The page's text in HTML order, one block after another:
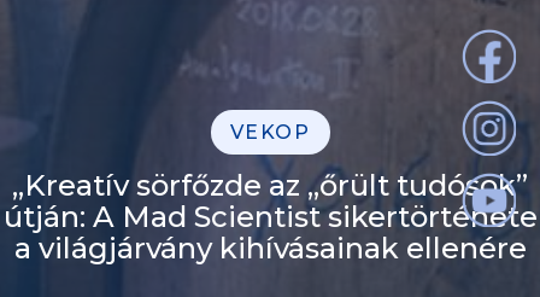
VEKOP
„Kreatív sörfőzde az „őrült tudósok”
útján: A Mad Scientist sikertörténete
a világjárvány kihívásainak ellenére